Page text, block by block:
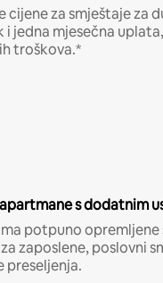
cijene za smještaje za
i jedna mjesečna
troškova.*
s dodatnim
potpuno opremljene
zaposlene, poslovni
preseljenja.